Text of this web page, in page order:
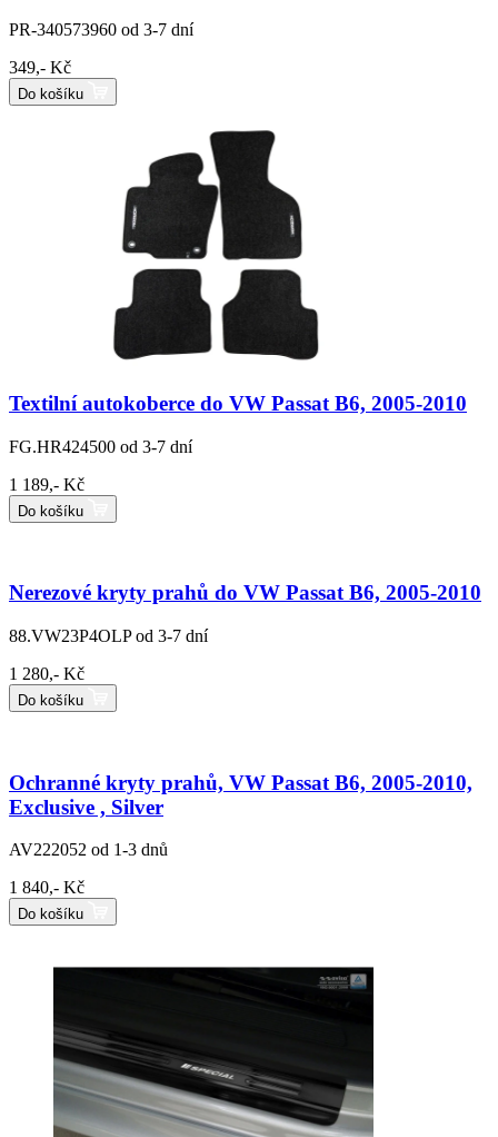
PR-340573960 od 3-7 dní
349,- Kč
Do košíku
Textilní autokoberce do VW Passat B6, 2005-2010
FG.HR424500 od 3-7 dní
1 189,- Kč
Do košíku
Nerezové kryty prahů do VW Passat B6, 2005-2010
88.VW23P4OLP od 3-7 dní
1 280,- Kč
Do košíku
Ochranné kryty prahů, VW Passat B6, 2005-2010,
Exclusive , Silver
AV222052 od 1-3 dnů
1 840,- Kč
Do košíku